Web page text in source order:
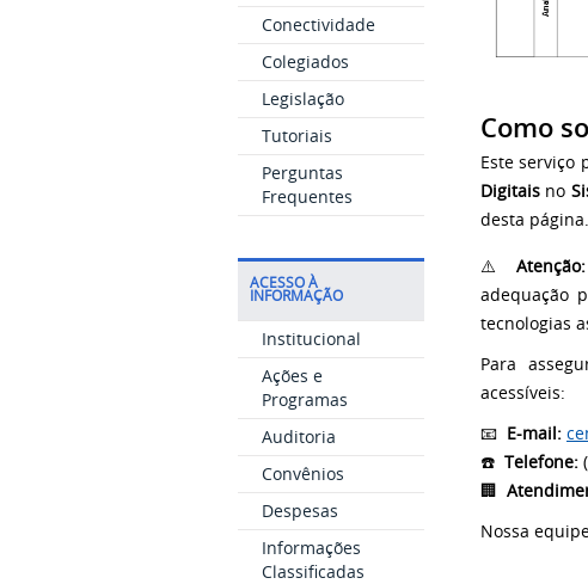
Conectividade
Colegiados
Legislação
Tutoriais
Perguntas
Frequentes
ACESSO À
INFORMAÇÃO
Institucional
Ações e
Programas
Auditoria
Convênios
Despesas
Informações
Classificadas
Como
Este serviço
Digitais no
desta página.
⚠️ Atenção:
adequação
tecnologias
Para
acessíveis:
📧 E-mail:
☎️ Telefone:
🏢
Nossa